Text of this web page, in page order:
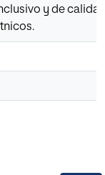
y de